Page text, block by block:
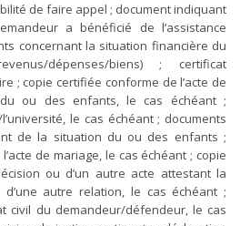
de faire appel ; document indiquant
a bénéficié de l’assistance
concernant la situation financière du
dépenses/biens) ; certificat
; copie certifiée conforme de l’acte de
du ou des enfants, le cas échéant ;
le cas échéant ; documents
de la situation du ou des enfants ;
de mariage, le cas échéant ; copie
ou d’un autre acte attestant la
autre relation, le cas échéant ;
civil du demandeur/défendeur, le cas